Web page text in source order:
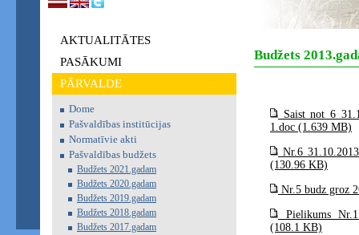
AKTUALITĀTES
PASĀKUMI
PĀRVALDE
Dome
Pašvaldības institūcijas
Normatīvie akti
Pašvaldības budžets
Budžets 2021.gadam
Budžets 2020.gadam
Budžets 2019.gadam
Budžets 2018.gadam
Budžets 2017.gadam
Budžets
Saist not 6
1.doc (1.639 MB)
Nr.6
(130.96 KB)
Nr.5 budz groz
Pielikums
(108.1 KB)